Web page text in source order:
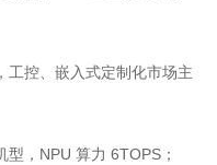
工控、嵌入式定制化市场主
，NPU 算力 6TOPS；